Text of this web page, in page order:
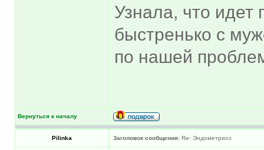
Узнала, что
быстренько с
по нашей
Вернуться к началу
Pilinka Заголовок сообщения: Re: Эндометриоз